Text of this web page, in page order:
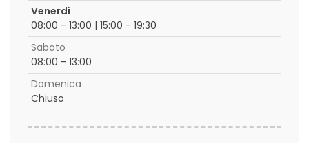
Venerdì
08:00 - 13:00 | 15:00 - 19:30
Sabato
08:00 - 13:00
Domenica
Chiuso